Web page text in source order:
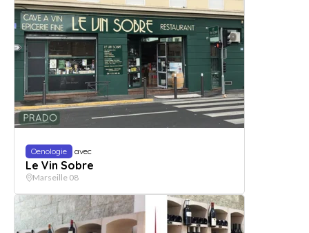
Oenologie avec
Le Vin Sobre
Marseille 08